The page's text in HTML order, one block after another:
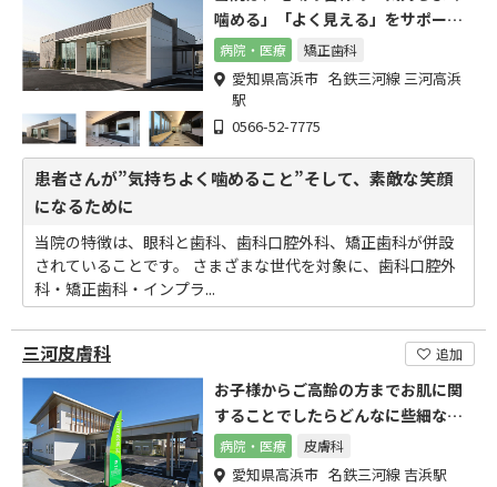
噛める」「よく見える」をサポート
します。
病院・医療 矯正歯科
愛知県高浜市 名鉄三河線 三河高浜
駅
0566-52-7775
患者さんが”気持ちよく噛めること”そして、素敵な笑顔
になるために
当院の特徴は、眼科と歯科、歯科口腔外科、矯正歯科が併設
されていることです。 さまざまな世代を対象に、歯科口腔外
科・矯正歯科・インプラ...
三河皮膚科 追加
お子様からご高齢の方までお肌に関
することでしたらどんなに些細なこ
とでもお気軽にご相談下さい
病院・医療 皮膚科
愛知県高浜市 名鉄三河線 吉浜駅